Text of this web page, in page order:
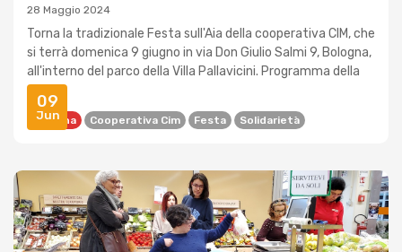
09
Jun
28 Maggio 2024
Torna la tradizionale Festa sull'Aia della cooperativa CIM, che
si terrà domenica 9 giugno in via Don Giulio Salmi 9, Bologna,
all'interno del parco della Villa Pallavicini. Programma della
gior...
Bologna Cooperativa Cim Festa Solidarietà